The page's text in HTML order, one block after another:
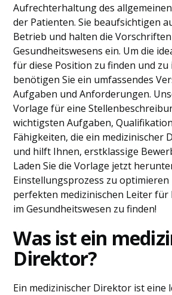
Aufrechterhaltung des
der Patienten. Sie beaufsichtigen
Betrieb und halten die
Gesundheitswesens ein. Um die
für diese Position zu finden und
benötigen Sie ein umfassendes
Aufgaben und Anforderungen.
Vorlage für eine
wichtigsten Aufgaben,
Fähigkeiten, die ein medizinischer
und hilft Ihnen, erstklassige
Laden Sie die Vorlage jetzt
Einstellungsprozess zu optimieren
perfekten medizinischen Leiter
im Gesundheitswesen zu finden!
Was ist ein
Direktor?
Ein medizinischer Direktor ist eine